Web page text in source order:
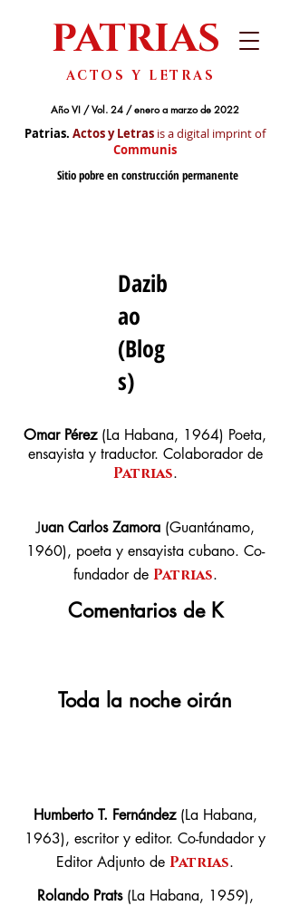
PATRIAS
Sitio pobre en construcción permanente
ACTOS Y LETRAS
Año VI / Vol. 24 / enero a marzo de 2022
Patrias. Actos y Letras is a digital imprint of
Communis
Dazib
ao
(Blog
s)
Omar Pérez(La Habana, 1964) Poeta,
ensayista y traductor. Colaborador de
Patrias.
Juan Carlos Zamora(Guantánamo,
1960), poeta y ensayista cubano. Co-
fundador de Patrias.
Comentarios de K
Toda la nocheoirán
Humberto T. Fernández (La Habana,
1963), escritor y editor. Co-fundador y
Editor Adjunto de Patrias.
Rolando Prats(La Habana, 1959),